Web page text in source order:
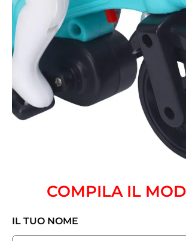
COMPILA IL
IL TUO NOME